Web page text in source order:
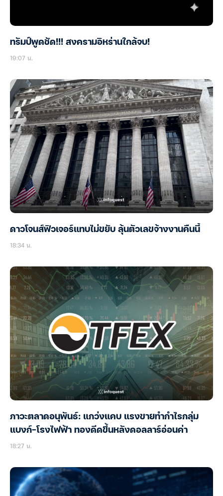
ทรัมป์พูดชัด!!! สงครามอิหร่านใกล้จบ!
19:07 น.
ดาวโจนส์ฟิวเจอร์แทบไม่ขยับ ลุ้นตัวเลขจ้างงานคืนนี้
18:34 น.
ภาวะตลาดอนุพันธ์: แกว่งแคบ แรงขายทำกำไรกลุ่ม
แบงก์-โรงไฟฟ้า ทองดีดขึ้นหลังดอลลาร์อ่อนค่า
18:27 น.